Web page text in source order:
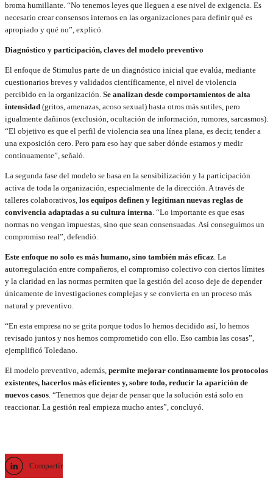
broma humillante. “No tenemos leyes que lleguen a ese nivel de exigencia. Es
necesario crear consensos internos en las organizaciones para definir qué es
apropiado y qué no”, explicó.
Diagnóstico y participación, claves del modelo preventivo
El enfoque de Stimulus parte de un diagnóstico inicial que evalúa, mediante
cuestionarios breves y validados científicamente, el nivel de violencia
percibido en la organización. Se analizan desde comportamientos de alta
intensidad (gritos, amenazas, acoso sexual) hasta otros más sutiles, pero
igualmente dañinos (exclusión, ocultación de información, rumores, sarcasmos).
“El objetivo es que el perfil de violencia sea una línea plana, es decir, tender a
una exposición cero. Pero para eso hay que saber dónde estamos y medir
continuamente”, señaló.
La segunda fase del modelo se basa en la sensibilización y la participación
activa de toda la organización, especialmente de la dirección. A través de
talleres colaborativos, los equipos definen y legitiman nuevas reglas de
convivencia adaptadas a su cultura interna . “Lo importante es que esas
normas no vengan impuestas, sino que sean consensuadas. Así conseguimos un
compromiso real”, defendió.
Este enfoque no solo es más humano, sino también más eficaz . La
autorregulación entre compañeros, el compromiso colectivo con ciertos límites
y la claridad en las normas permiten que la gestión del acoso deje de depender
únicamente de investigaciones complejas y se convierta en un proceso más
natural y preventivo.
“En esta empresa no se grita porque todos lo hemos decidido así, lo hemos
revisado juntos y nos hemos comprometido con ello. Eso cambia las cosas”,
ejemplificó Toledano.
El modelo preventivo, además, permite mejorar continuamente los protocolos
existentes, hacerlos más eficientes y, sobre todo, reducir la aparición de
nuevos casos . “Tenemos que dejar de pensar que la solución está solo en
reaccionar. La gestión real empieza mucho antes”, concluyó.
Compartir